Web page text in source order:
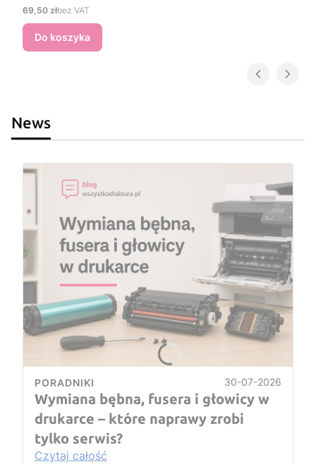
Cena
69,50 złbez VAT
Do koszyka
News
PORADNIKI 30-07-2026
Wymiana bębna, fusera i głowicy w
drukarce – które naprawy zrobi
tylko serwis?
Czytaj całość